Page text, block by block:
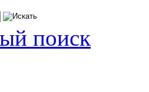
поиск